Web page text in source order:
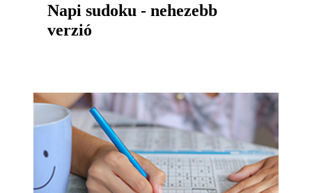
Napi sudoku - nehezebb
verzió